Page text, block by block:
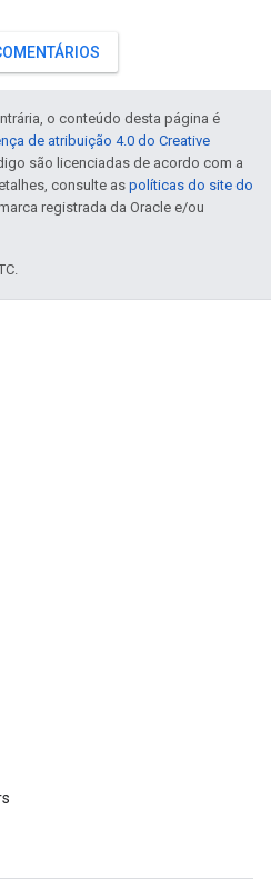
o conteúdo desta página é
de atribuição 4.0 do Creative
são licenciadas de acordo com a
consulte as políticas do site do
registrada da Oracle e/ou